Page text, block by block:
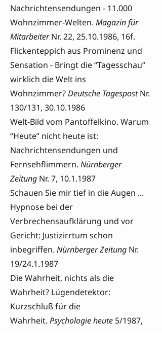
Nachrichtensendungen - 11.000
Wohnzimmer-Welten. Magazin für
MitarbeiterNr. 22, 25.10.1986, 16f.
Flickenteppich aus Prominenz und
Sensation - Bringt die “Tagesschau”
wirklich die Welt ins
Wohnzimmer?Deutsche TagespostNr.
130/131, 30.10.1986
Welt-Bild vom Pantoffelkino. Warum
“Heute” nicht heute ist:
Nachrichtensendungen und
Fernsehflimmern. Nürnberger
Zeitung Nr. 7, 10.1.1987
Schauen Sie mir tief in die Augen ...
Hypnose bei der
Verbrechensaufklärung und vor
Gericht: Justizirrtum schon
inbegriffen. Nürnberger Zeitung Nr.
19/24.1.1987
Die Wahrheit, nichts als die
Wahrheit? Lügendetektor:
Kurzschluß für die
Wahrheit. Psychologie heute 5/1987,